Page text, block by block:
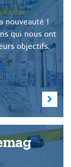
nouveauté !
qui nous ont
objectifs.